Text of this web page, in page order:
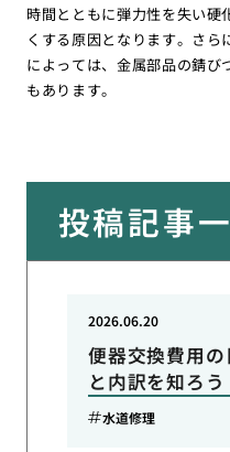
時間とともに弾力性を失い硬
くする原因となります。さ
によっては、金属部品の錆び
もあります。
投稿記事
便器交換費用
と内訳を知ろう
2026.06.20
水道修理